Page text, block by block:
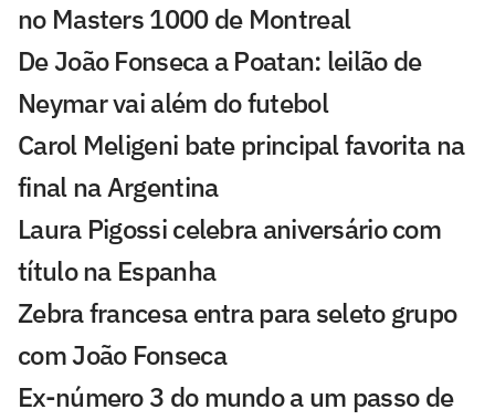
no Masters 1000 de Montreal
De João Fonseca a Poatan: leilão de
Neymar vai além do futebol
Carol Meligeni bate principal favorita na
final na Argentina
Laura Pigossi celebra aniversário com
título na Espanha
Zebra francesa entra para seleto grupo
com João Fonseca
Ex-número 3 do mundo a um passo de